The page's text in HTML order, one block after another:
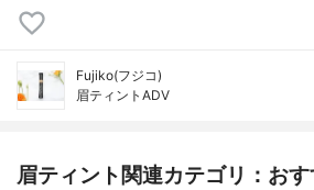
Fujiko(フジコ)
眉ティントADV
眉ティント関連カテゴリ：お